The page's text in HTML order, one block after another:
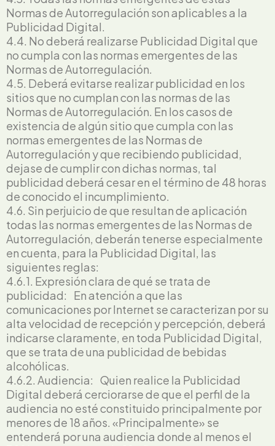
Normas de Autorregulación son aplicables a la
Publicidad Digital.
4.4. No deberá realizarse Publicidad Digital que
no cumpla con las normas emergentes de las
Normas de Autorregulación.
4.5. Deberá evitarse realizar publicidad en los
sitios que no cumplan con las normas de las
Normas de Autorregulación. En los casos de
existencia de algún sitio que cumpla con las
normas emergentes de las Normas de
Autorregulación y que recibiendo publicidad,
dejase de cumplir con dichas normas, tal
publicidad deberá cesar en el término de 48 horas
de conocido el incumplimiento.
4.6. Sin perjuicio de que resultan de aplicación
todas las normas emergentes de las Normas de
Autorregulación, deberán tenerse especialmente
en cuenta, para la Publicidad Digital, las
siguientes reglas:
4.6.1. Expresión clara de qué se trata de
publicidad: En atención a que las
comunicaciones por Internet se caracterizan por su
alta velocidad de recepción y percepción, deberá
indicarse claramente, en toda Publicidad Digital,
que se trata de una publicidad de bebidas
alcohólicas.
4.6.2. Audiencia: Quien realice la Publicidad
Digital deberá cerciorarse de que el perfil de la
audiencia no esté constituido principalmente por
menores de 18 años. «Principalmente» se
entenderá por una audiencia donde al menos el